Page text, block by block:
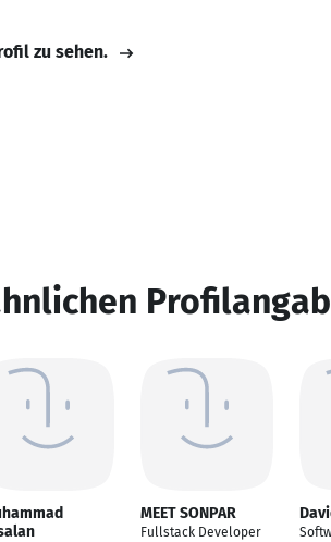
zu sehen.
MEET SONPAR
Fullstack Developer